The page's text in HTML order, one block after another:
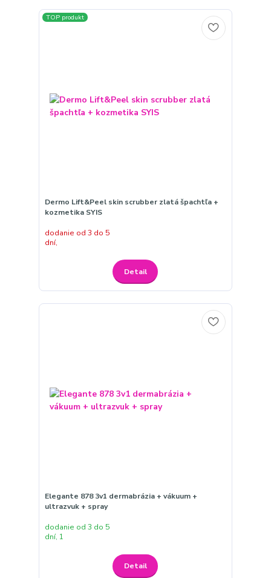
TOP produkt
Dermo Lift&Peel skin scrubber zlatá špachtľa +
kozmetika SYIS
dodanie od 3 do 5
dní,
Detail
Elegante 878 3v1 dermabrázia + vákuum +
ultrazvuk + spray
dodanie od 3 do 5
dní, 1
Detail